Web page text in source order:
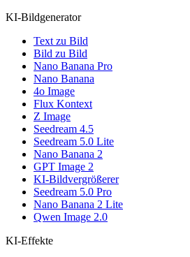
KI-Bildgenerator
Text zu Bild
Bild zu Bild
Nano Banana Pro
Nano Banana
4o Image
Flux Kontext
Z Image
Seedream 4.5
Seedream 5.0 Lite
Nano Banana 2
GPT Image 2
KI-Bildvergrößerer
Seedream 5.0 Pro
Nano Banana 2 Lite
Qwen Image 2.0
KI-Effekte